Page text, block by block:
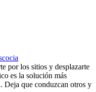
por los sitios y desplazarte
es la solución más
Deja que conduzcan otros y